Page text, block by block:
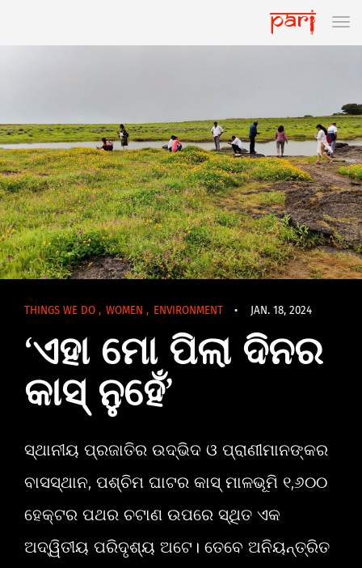
THINGS WE DO , WOMEN , ENVIRONMENT • JAN. 18, 2024
‘ଏହା ମୋ ପିଲା ଦିନର
କାସ୍‌ ନୁହେଁ’
ସ୍ଥାନୀୟ ପ୍ରଜାତିର ଉଦ୍ଭିଦ ଓ ପ୍ରାଣୀମାନଙ୍କର
ବାସସ୍ଥାନ, ପଶ୍ଚିମ ଘାଟର କାସ୍‌ ମାଳଭୂମି ୧,୬୦୦
ହେକ୍ଟର ପଥର ଚଟାଣ ଉପରେ ସ୍ଥିତ ଏକ
ଅଦ୍ୱିତୀୟ ପରିଦୃଶ୍ୟ ଅଟେ। ତେବେ ଅନିୟନ୍ତ୍ରିତ